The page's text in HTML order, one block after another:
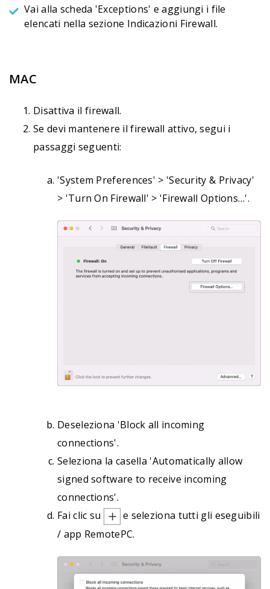
Vai alla scheda 'Exceptions' e aggiungi i file
elencati nella sezione Indicazioni Firewall.
MAC
Disattiva il firewall.
Se devi mantenere il firewall attivo, segui i
passaggi seguenti:
'System Preferences' > 'Security & Privacy'
> 'Turn On Firewall' > 'Firewall Options…'.
Deseleziona 'Block all incoming
connections'.
Seleziona la casella 'Automatically allow
signed software to receive incoming
connections'.
Fai clic su
e seleziona tutti gli eseguibili
/ app RemotePC.